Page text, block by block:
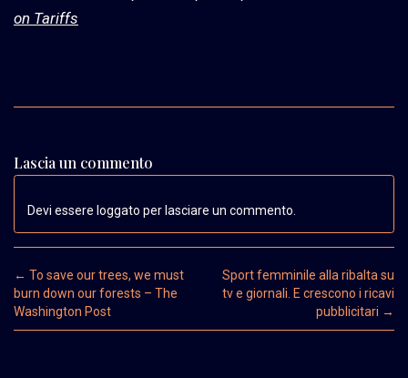
on Tariffs
Lascia un commento
Devi essere loggato per lasciare un commento.
Post navigation
← To save our trees, we must
burn down our forests – The
Washington Post
Sport femminile alla ribalta su
tv e giornali. E crescono i ricavi
pubblicitari →